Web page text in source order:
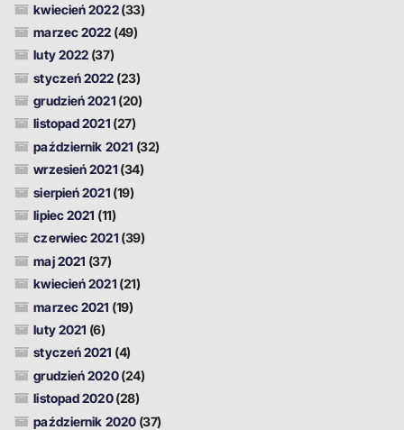
kwiecień 2022(33)
marzec 2022 (49)
luty 2022 (37)
styczeń 2022 (23)
grudzień 2021 (20)
listopad 2021 (27)
październik 2021 (32)
wrzesień 2021 (34)
sierpień 2021 (19)
lipiec 2021 (11)
czerwiec 2021 (39)
maj 2021 (37)
kwiecień 2021 (21)
marzec 2021 (19)
luty 2021 (6)
styczeń 2021 (4)
grudzień 2020(24)
listopad 2020(28)
październik 2020(37)